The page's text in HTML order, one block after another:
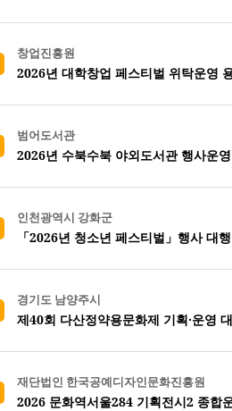
창업진흥원
2026년 대학창업 페스티벌 위탁운영
범어도서관
2026년 수북수북 야외도서관 행사운
인천광역시 강화군
「2026년 청소년 페스티벌」행사 대
경기도 남양주시
제40회 다산정약용문화제 기획·운영
재단법인 한국공예디자인문화진흥원
2026 문화역서울284 기획전시2 종합